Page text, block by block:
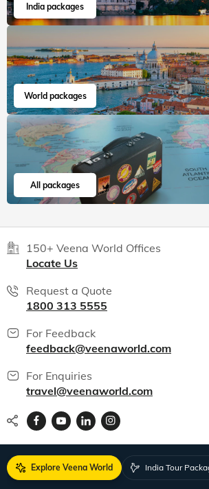
India packages
World packages
All packages
150+ Veena World Offices
Locate Us
Request a Quote
1800 313 5555
For Feedback
feedback@veenaworld.com
For Enquiries
travel@veenaworld.com
Explore Veena World India Tour